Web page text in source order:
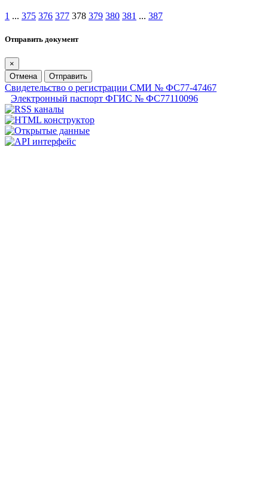
1 ... 375 376 377 378 379 380 381 ... 387
Отправить документ
×
Отмена
Отправить
Свидетельство о регистрации СМИ № ФС77-47467
Электронный паспорт ФГИС № ФС77110096